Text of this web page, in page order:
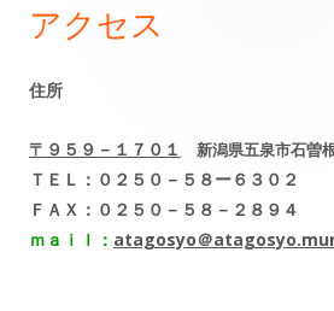
ゲ
ー
シ
ョ
ン
メ
イ
サ
イ
アクセス
住所
〒９５９－１７０１ 新潟県五泉市石曽
ＴＥＬ：０２５０－５８ー６３０２
ＦＡＸ：０２５０－５８－２８９４
ｍａｉｌ： atagosyo＠